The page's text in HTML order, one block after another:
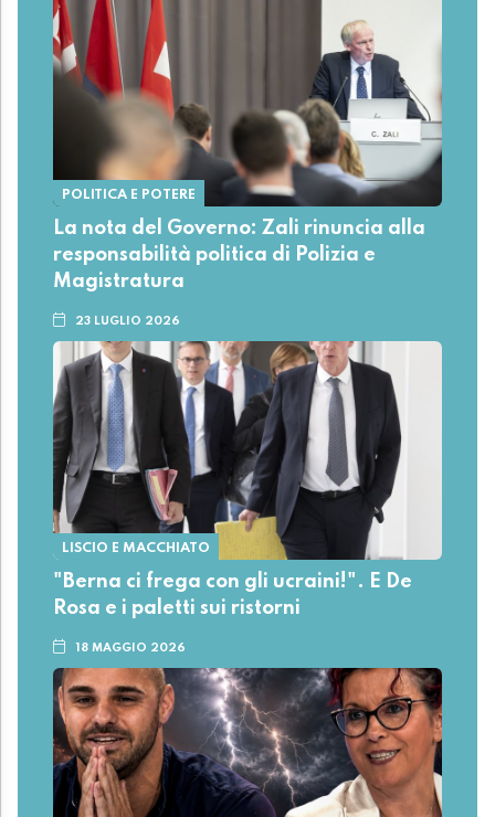
POLITICA E POTERE
La nota del Governo: Zali rinuncia alla
responsabilità politica di Polizia e
Magistratura
23 LUGLIO 2026
LISCIO E MACCHIATO
"Berna ci frega con gli ucraini!". E De
Rosa e i paletti sui ristorni
18 MAGGIO 2026